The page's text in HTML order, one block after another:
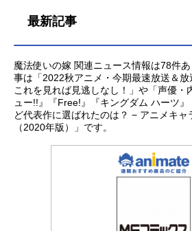
最新記事
魔法使いの嫁 関連ニュース情報は78件
事は「2022秋アニメ・今期最速放送＆
これを見れば見逃しなし！」や「声優・
ュー!!』『Free!』『キングダム ハーツ
ど代表作に選ばれたのは？ − アニメキャ
（2020年版）」です。